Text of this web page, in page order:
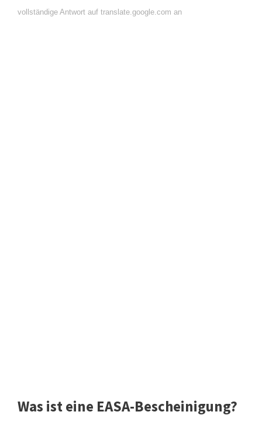
vollständige Antwort auf translate.google.com an
Was ist eine EASA-Bescheinigung?